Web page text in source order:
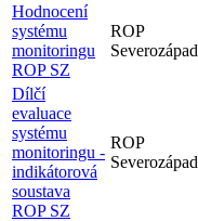
Hodnocení
systému
monitoringu
ROP SZ
ROP
Severozápad
Dílčí
evaluace
systému
monitoringu -
indikátorová
soustava
ROP SZ
ROP
Severozápad